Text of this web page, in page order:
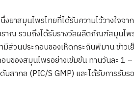
ยาสมุนไพรไทยที่ได้รับความไว้วางใจ
ราณ รวมถึงได้รับรางวัลผลิตภัณฑ์สมุน
ส่วนประกอบของเห็ดกระถินพิมาน ข้าว
บของสมุนไพรอย่างเข้มข้น ทานวันละ
สากล (PIC/S GMP) และได้รับการรั